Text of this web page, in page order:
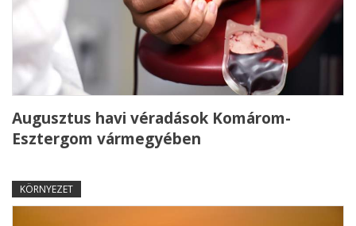
Augusztus havi véradások Komárom-
Esztergom vármegyében
KÖRNYEZET